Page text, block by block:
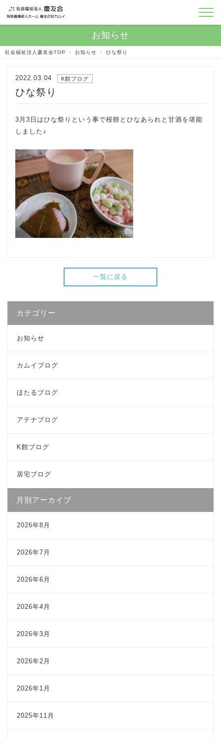
社会福祉法人慶友会TOP > お知らせ > ひな祭り
2022.03.04 K館ブログ
ひな祭り
3月3日はひな祭りという事で桜餅とひなあられと甘酒を堪能
しました♪
一覧に戻る
カテゴリー
お知らせ
カムイブログ
ほたるブログ
アテナブログ
K館ブログ
居宅ブログ
月別アーカイブ
2026年8月
2026年7月
2026年6月
2026年4月
2026年3月
2026年2月
2026年1月
2025年11月